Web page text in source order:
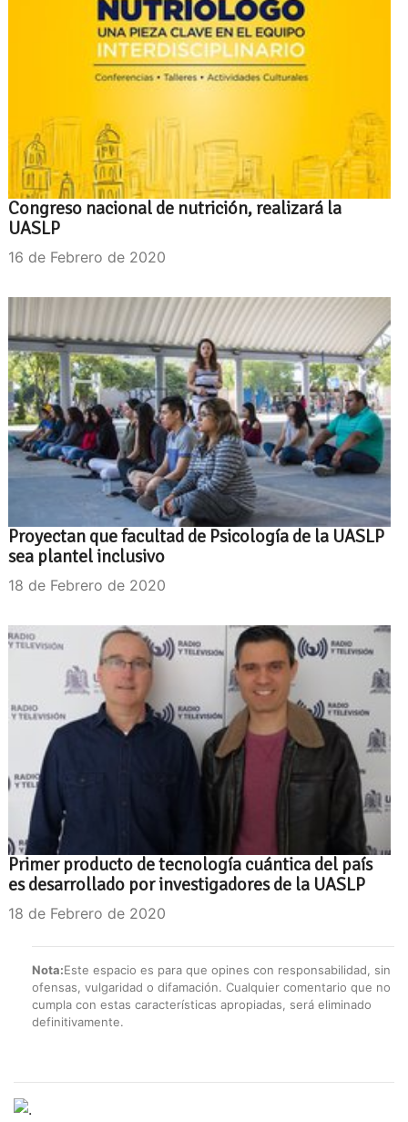
Congreso nacional de nutrición, realizará la
UASLP
16 de Febrero de 2020
Proyectan que facultad de Psicología de la UASLP
sea plantel inclusivo
18 de Febrero de 2020
Primer producto de tecnología cuántica del país
es desarrollado por investigadores de la UASLP
18 de Febrero de 2020
Nota:Este espacio es para que opines con responsabilidad, sin
ofensas, vulgaridad o difamación. Cualquier comentario que no
cumpla con estas características apropiadas, será eliminado
definitivamente.